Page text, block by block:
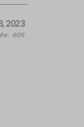
2023
609